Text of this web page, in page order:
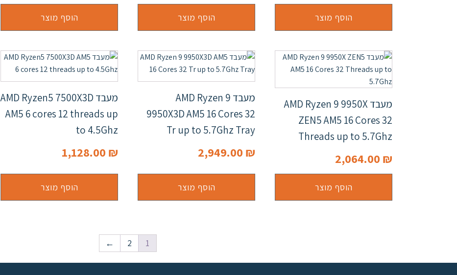
הוסף מוצר הוסף מוצר הוסף מוצר
מעבד AMD Ryzen 9 9950X
ZEN5 AM5 16 Cores 32
Threads up to 5.7Ghz
2,064.00 ₪
הוסף מוצר
מעבד AMD Ryzen 9
9950X3D AM5 16 Cores 32
Tr up to 5.7Ghz Tray
2,949.00 ₪
הוסף מוצר
מעבד AMD Ryzen5 7500X3D
AM5 6 cores 12 threads up
to 4.5Ghz
1,128.00 ₪
הוסף מוצר
1
2
←